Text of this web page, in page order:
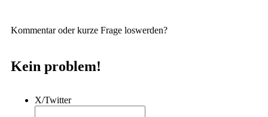
Kommentar oder kurze Frage loswerden?
Kein problem!
X/Twitter